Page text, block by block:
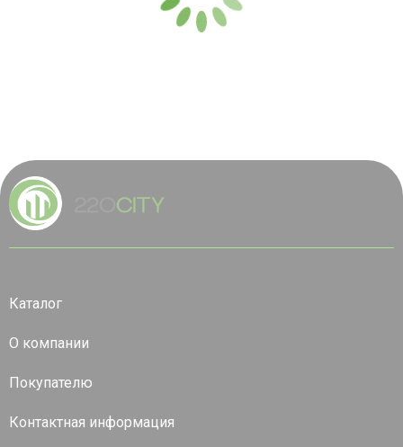
Каталог
О компании
Покупателю
Контактная информация